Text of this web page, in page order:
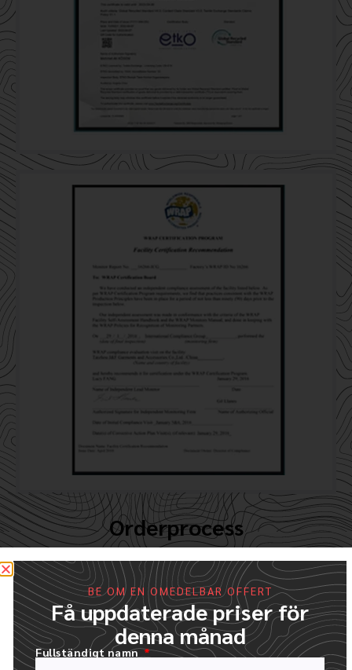
Orderprocess
Så enkelt som 1,2,3,4,5,6
BE OM EN OMEDELBAR OFFERT
Få uppdaterade priser för
denna månad
Fullständigt namn